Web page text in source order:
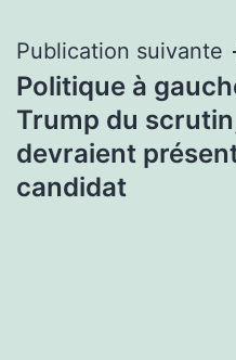
Publication suivante
Politique à
Trump du
devraient
candidat